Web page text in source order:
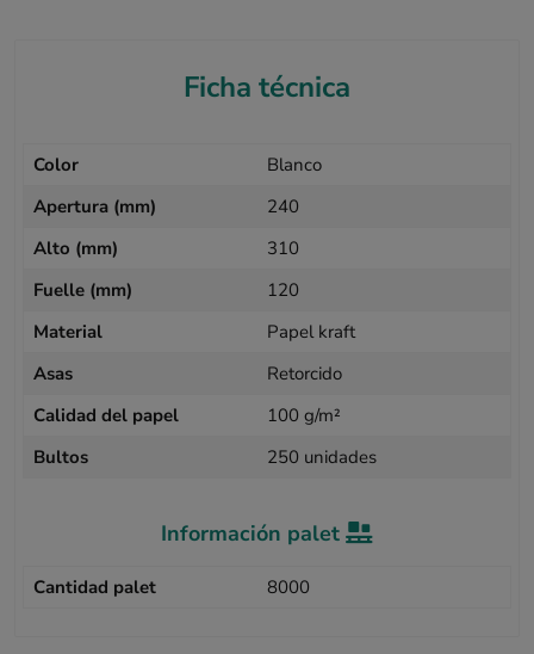
Ficha técnica
Color
Blanco
Apertura (mm)
240
Alto (mm)
310
Fuelle (mm)
120
Material
Papel kraft
Asas
Retorcido
Calidad del papel
100 g/m²
Bultos
250 unidades
Información palet
Cantidad palet 8000